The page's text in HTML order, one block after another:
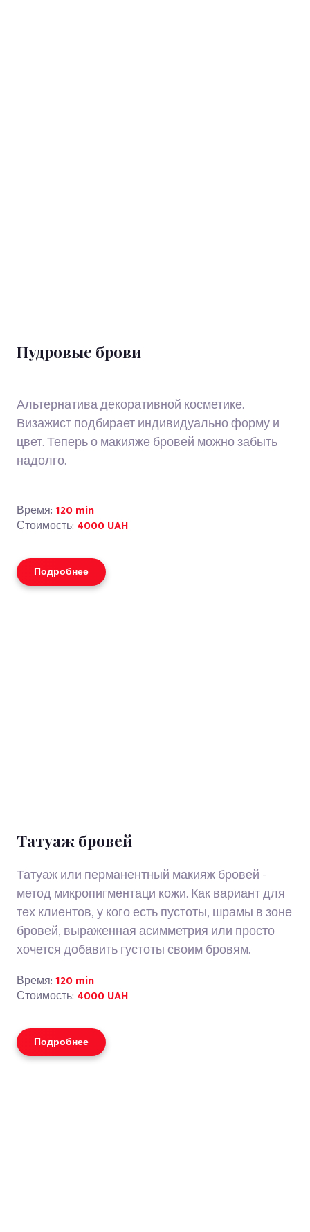
Пудровые брови
Альтернатива декоративной косметике.
Визажист подбирает индивидуально форму и
цвет. Теперь о макияже бровей можно забыть
надолго.
Время:120 min
Стоимость: 4000 UAH
Подробнее
Татуаж бровей
Татуаж или перманентный макияж бровей -
метод микропигментаци кожи. Как вариант для
тех клиентов, у кого есть пустоты, шрамы в зоне
бровей, выраженная асимметрия или просто
хочется добавить густоты своим бровям.
Время:120 min
Стоимость: 4000 UAH
Подробнее